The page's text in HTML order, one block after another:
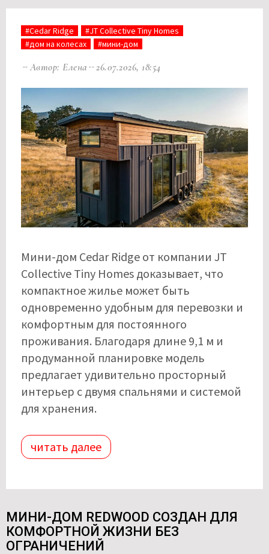
#Cedar Ridge
#JT Collective Tiny Homes
#дом на колесах
#мини-дом
Автор: Елена 26.07.2026, 18:54
Мини-дом Cedar Ridge от компании JT
Collective Tiny Homes доказывает, что
компактное жилье может быть
одновременно удобным для перевозки и
комфортным для постоянного
проживания. Благодаря длине 9,1 м и
продуманной планировке модель
предлагает удивительно просторный
интерьер с двумя спальнями и системой
для хранения.
читать далее
МИНИ-ДОМ REDWOOD СОЗДАН ДЛЯ
КОМФОРТНОЙ ЖИЗНИ БЕЗ
ОГРАНИЧЕНИЙ